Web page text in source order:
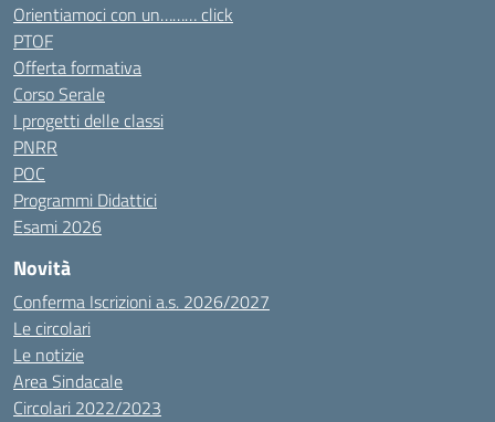
Orientiamoci con un……… click
PTOF
Offerta formativa
Corso Serale
I progetti delle classi
PNRR
POC
Programmi Didattici
Esami 2026
Novità
Conferma Iscrizioni a.s. 2026/2027
Le circolari
Le notizie
Area Sindacale
Circolari 2022/2023